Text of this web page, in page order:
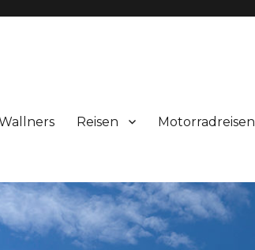
Reisen Motorradreisen